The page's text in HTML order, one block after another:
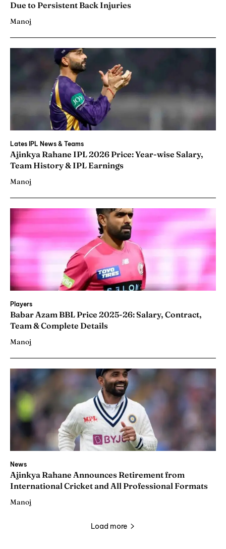
Due to Persistent Back Injuries
Manoj
Lates IPL News & Teams
Ajinkya Rahane IPL 2026 Price: Year-wise Salary,
Team History & IPL Earnings
Manoj
Players
Babar Azam BBL Price 2025-26: Salary, Contract,
Team & Complete Details
Manoj
News
Ajinkya Rahane Announces Retirement from
International Cricket and All Professional Formats
Manoj
Load more